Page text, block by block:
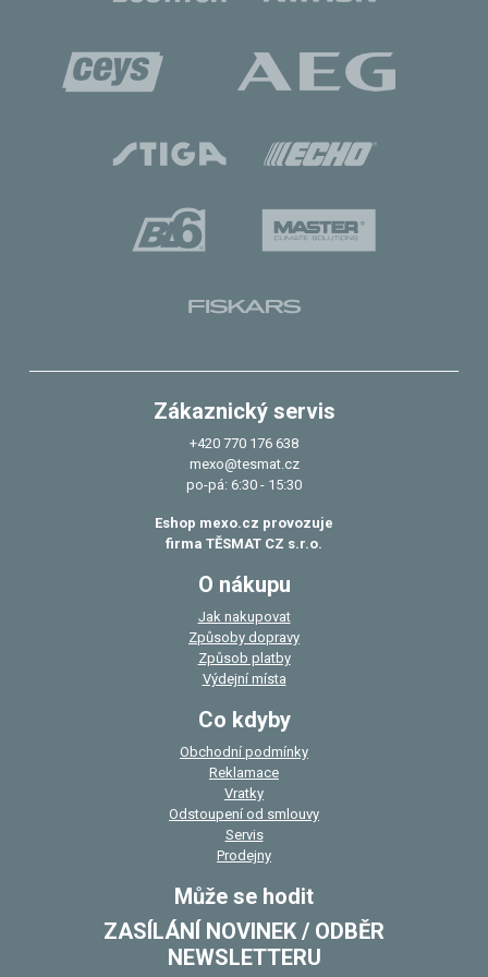
Zákaznický servis
+420 770 176 638
mexo@tesmat.cz
po-pá: 6:30 - 15:30
Eshop mexo.cz provozuje
firma TĚSMAT CZ s.r.o.
O nákupu
Jak nakupovat
Způsoby dopravy
Způsob platby
Výdejní místa
Co kdyby
Obchodní podmínky
Reklamace
Vratky
Odstoupení od smlouvy
Servis
Prodejny
Může se hodit
ZASÍLÁNÍ NOVINEK / ODBĚR
NEWSLETTERU